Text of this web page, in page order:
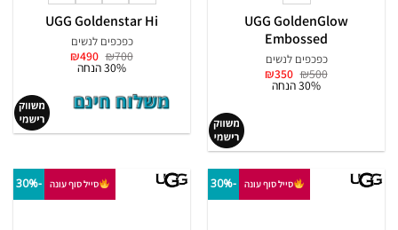
UGG GoldenGlow
Embossed
כפכפים לנשים
₪500 המחיר
המקורי
₪350 המחיר
30% הנחה
UGG Goldenstar Hi
כפכפים לנשים
₪700 המחיר
המקורי
₪490 המחיר
30% הנחה
סייל סוף עונה -30% סייל סוף עונה -30%